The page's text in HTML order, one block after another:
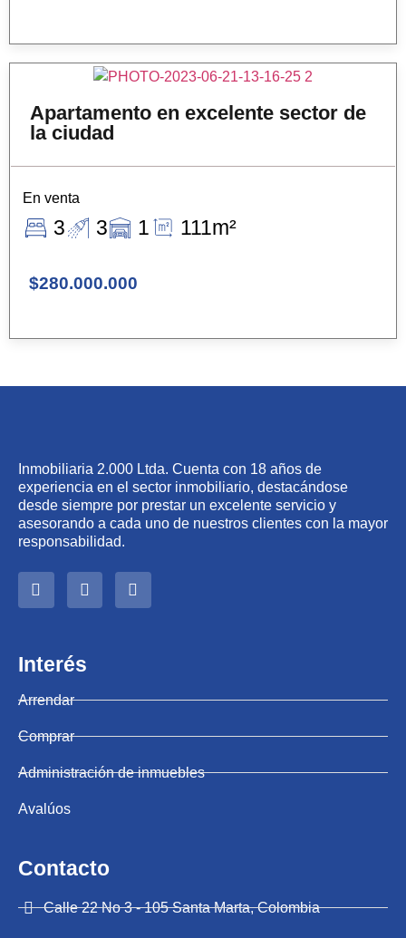
Apartamento en excelente sector de
la ciudad
En venta
3 3 1 111m²
$280.000.000
Inmobiliaria 2.000 Ltda. Cuenta con 18 años de
experiencia en el sector inmobiliario, destacándose
desde siempre por prestar un excelente servicio y
asesorando a cada uno de nuestros clientes con la mayor
responsabilidad.
Interés
Arrendar
Comprar
Administración de inmuebles
Avalúos
Contacto
Calle 22 No 3 - 105 Santa Marta, Colombia